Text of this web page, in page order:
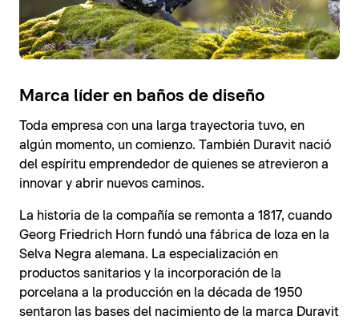
Marca líder en baños de diseño
Toda empresa con una larga trayectoria tuvo, en
algún momento, un comienzo. También Duravit nació
del espíritu emprendedor de quienes se atrevieron a
innovar y abrir nuevos caminos.
La historia de la compañía se remonta a 1817, cuando
Georg Friedrich Horn fundó una fábrica de loza en la
Selva Negra alemana. La especialización en
productos sanitarios y la incorporación de la
porcelana a la producción en la década de 1950
sentaron las bases del nacimiento de la marca Duravit